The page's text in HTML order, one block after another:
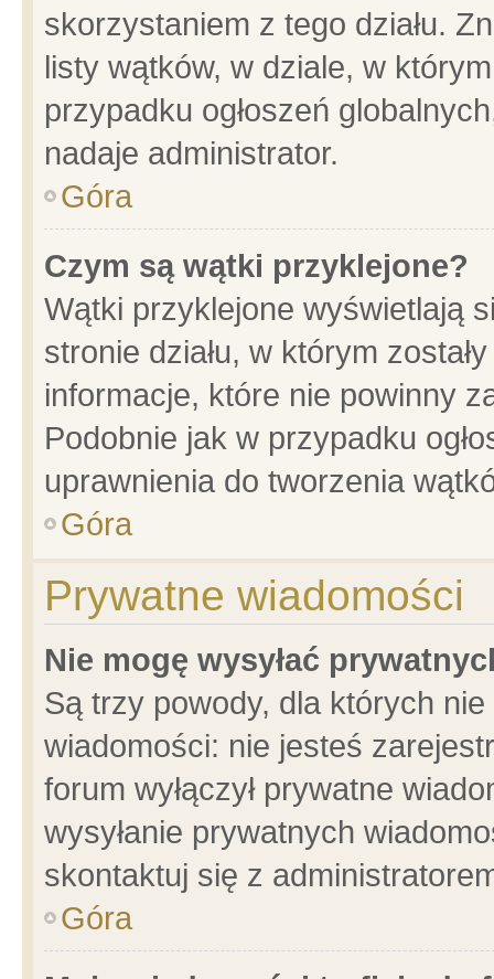
skorzystaniem z tego działu.
listy wątków, w dziale, w
przypadku ogłoszeń
nadaje administrator.
Góra
Czym są wątki przyklejone?
Wątki przyklejone wyświetlają
stronie działu, w którym
informacje, które nie powinny
Podobnie jak w przypadku
uprawnienia do tworzenia
Góra
Prywatne wiadomości
Nie mogę wysyłać
Są trzy powody, dla których
wiadomości: nie jesteś
forum wyłączył prywatne
wysyłanie prywatnych
skontaktuj się z
Góra